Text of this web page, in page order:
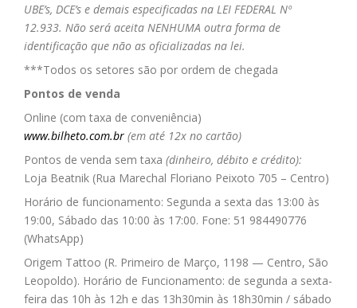
UBE’s, DCE’s e demais especificadas na LEI FEDERAL Nº
12.933. Não será aceita NENHUMA outra forma de
identificação que não as oficializadas na lei.
***Todos os setores são por ordem de chegada
Pontos de venda
Online (com taxa de conveniência)
www.bilheto.com.br (em até 12x no cartão)
Pontos de venda sem taxa (dinheiro, débito e crédito):
Loja Beatnik (Rua Marechal Floriano Peixoto 705 – Centro)
Horário de funcionamento: Segunda a sexta das 13:00 às
19:00, Sábado das 10:00 às 17:00. Fone: 51 984490776
(WhatsApp)
Origem Tattoo (R. Primeiro de Março, 1198 — Centro, São
Leopoldo). Horário de Funcionamento: de segunda a sexta-
feira das 10h às 12h e das 13h30min às 18h30min / sábado